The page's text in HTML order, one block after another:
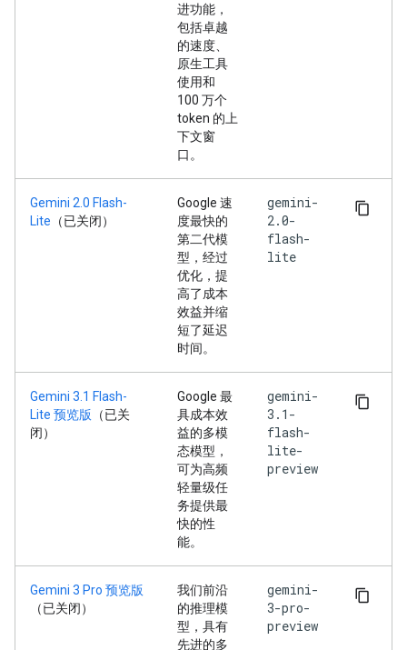
进功能，
包括卓越
的速度、
原生工具
使用和
100 万个
token 的上
下文窗
口。
Gemini 2.0 Flash-
Lite （已关闭）
Google 速
度最快的
第二代模
型，经过
优化，提
高了成本
效益并缩
短了延迟
时间。
gemini-
2.0-
flash-
lite
Gemini 3.1 Flash-
Lite 预览版 （已关
闭）
Google 最
具成本效
益的多模
态模型，
可为高频
轻量级任
务提供最
快的性
能。
gemini-
3.1-
flash-
lite-
preview
Gemini 3 Pro 预览版
（已关闭）
我们前沿
的推理模
型，具有
先进的多
gemini-
3-pro-
preview